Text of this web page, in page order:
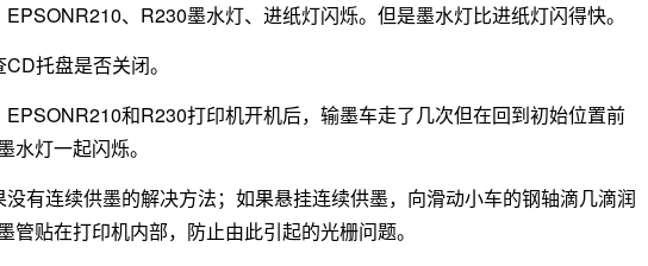
、R230墨水灯、进纸灯闪烁。但是墨水灯比进纸灯闪得快。
托盘是否关闭。
和R230打印机开机后，输墨车走了几次但在回到初始位置前
水灯一起闪烁。
有连续供墨的解决方法；如果悬挂连续供墨，向滑动小车的钢轴滴几滴润
管贴在打印机内部，防止由此引起的光栅问题。